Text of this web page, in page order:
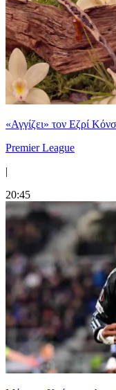
«Αγγίζει» τον Εζρί
Premier League
|
20:45